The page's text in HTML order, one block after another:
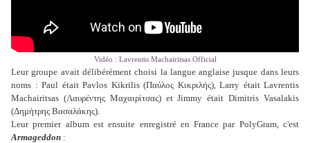
Vidéo : Lavrentis Machairitsas Official
Leur groupe avait délibérément choisi la langue anglaise jusque dans leurs
noms : Paul était Pavlos Kikrilis (Παύλος Κικριλής), Larry était Lavrentis
Machairitsas (Λαυρέντης Μαχαιρίτσας) et Jimmy était Dimitris Vasalakis
(Δημήτρης Βασαλάκης).
Leur premier album est ensuite enregistré en France par PolyGram, c'est
Armageddon :